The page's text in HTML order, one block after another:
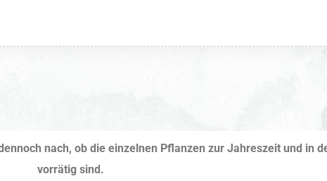
nach, ob die einzelnen Pflanzen zur Jahreszeit und in
vorrätig sind.